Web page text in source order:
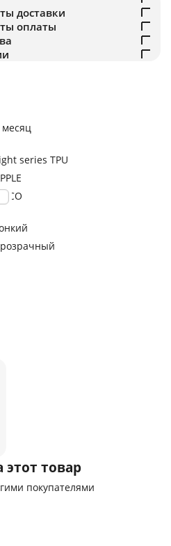
доставки
оплаты
месяц
series TPU
товар
покупателями